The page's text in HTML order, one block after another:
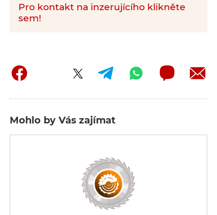
Pro kontakt na inzerujícího klikněte
sem!
Mohlo by Vás zajímat